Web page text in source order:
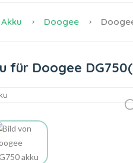
Doogee
für Doogee